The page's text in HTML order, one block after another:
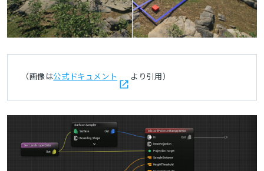
（画像は公式ドキュメント より引用）